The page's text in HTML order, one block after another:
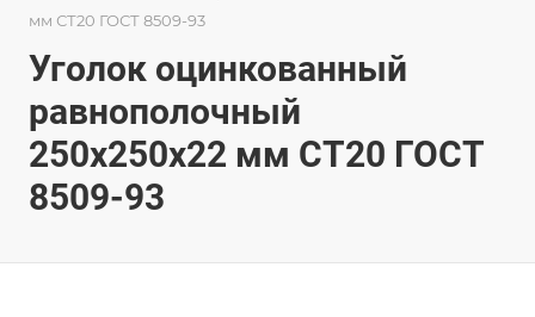
мм СТ20 ГОСТ 8509-93
Уголок оцинкованный
равнополочный
250х250х22 мм СТ20 ГОСТ
8509-93